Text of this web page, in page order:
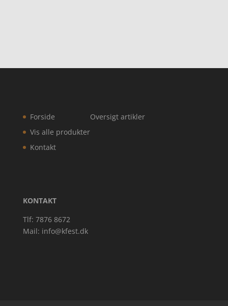
Forside
Vis alle produkter
Kontakt
Oversigt artikler
KONTAKT
Tlf: 7876 8672
Mail: info@kfest.dk